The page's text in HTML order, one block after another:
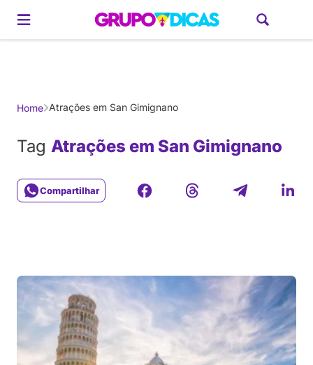
Gerador de RoteirosAmérica do SulBrasilCaribe EuropaEstados
Home Atrações em San Gimignano
Tag Atrações em San Gimignano
Compartilhar